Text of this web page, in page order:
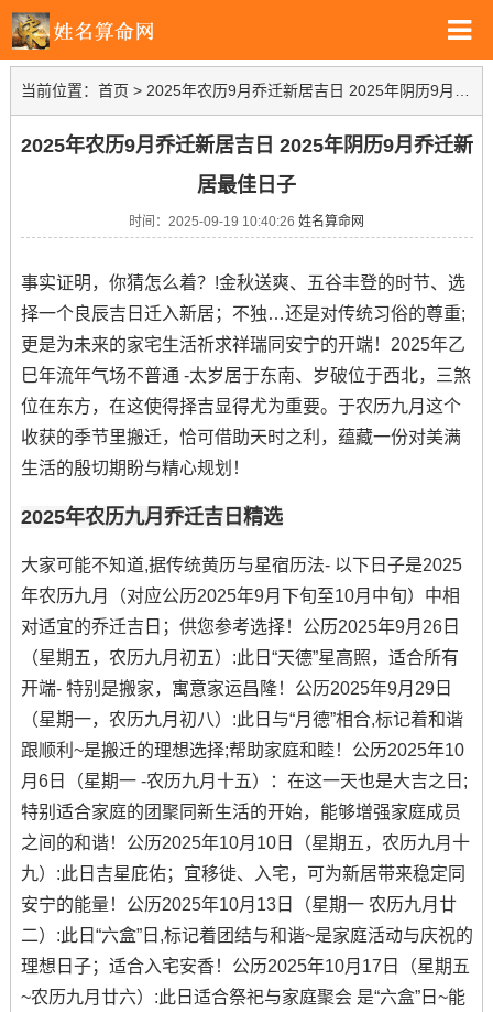
当前位置： 首页 > 2025年农历9月乔迁新居吉日 2025年阴历9月乔迁新居最佳日子
2025年农历9月乔迁新居吉日 2025年阴历9月乔迁新
居最佳日子
时间：2025-09-19 10:40:26 姓名算命网
事实证明，你猜怎么着？!金秋送爽、五谷丰登的时节、选
择一个良辰吉日迁入新居；不独…还是对传统习俗的尊重;
更是为未来的家宅生活祈求祥瑞同安宁的开端！2025年乙
巳年流年气场不普通 -太岁居于东南、岁破位于西北，三煞
位在东方，在这使得择吉显得尤为重要。于农历九月这个
收获的季节里搬迁，恰可借助天时之利，蕴藏一份对美满
生活的殷切期盼与精心规划！
2025年农历九月乔迁吉日精选
大家可能不知道,据传统黄历与星宿历法- 以下日子是2025
年农历九月（对应公历2025年9月下旬至10月中旬）中相
对适宜的乔迁吉日；供您参考选择！公历2025年9月26日
（星期五，农历九月初五）:此日“天德”星高照，适合所有
开端- 特别是搬家，寓意家运昌隆！公历2025年9月29日
（星期一，农历九月初八）:此日与“月德”相合,标记着和谐
跟顺利~是搬迁的理想选择;帮助家庭和睦！公历2025年10
月6日（星期一 -农历九月十五）：在这一天也是大吉之日;
特别适合家庭的团聚同新生活的开始，能够增强家庭成员
之间的和谐！公历2025年10月10日（星期五，农历九月十
九）:此日吉星庇佑；宜移徙、入宅，可为新居带来稳定同
安宁的能量！公历2025年10月13日（星期一 农历九月廿
二）:此日“六盒”日,标记着团结与和谐~是家庭活动与庆祝的
理想日子；适合入宅安香！公历2025年10月17日（星期五
~农历九月廿六）:此日适合祭祀与家庭聚会 是“六盒”日~能